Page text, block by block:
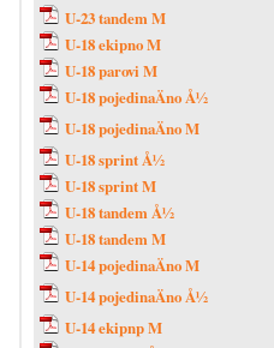
U-23 tandem M
U-18 ekipno M
U-18 parovi M
U-18 pojedinaÄno Å½
U-18 pojedinaÄno M
U-18 sprint Å½
U-18 sprint M
U-18 tandem Å½
U-18 tandem M
U-14 pojedinaÄno M
U-14 pojedinaÄno Å½
U-14 ekipnp M